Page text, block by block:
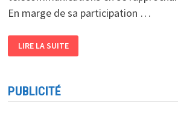
En marge de sa participation …
AVANCÉE
D’ALGÉRIE
LA
BOUTIQUE
LIRE LA SUITE
PUBLICITÉ